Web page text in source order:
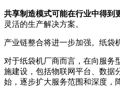
共享制造模式可能在行业中得到
灵活的生产解决方案。
产业链整合将进一步加强。纸袋
对于纸袋机厂商而言，在向服务
施建设，包括物联网平台、数据
始，逐步扩大服务范围和深度，